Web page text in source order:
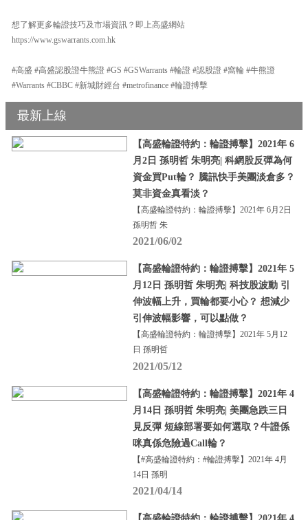
想了解更多輪證技巧及市場資訊？即上高盛網站
https://www.gswarrants.com.hk
#高盛 #高盛認股證牛熊證 #GS #GSWarrants #輪證 #認股證 #窩輪 #牛熊證
#Warrants #CBBC #新城財經台 #metrofinance #輪證搏擊
最新上線
【高盛輪證特約：輪證搏擊】2021年 6
月2日 孫明哲 朱明亮| 科網股反彈為何
資金買Put輪？ 騰訊快手美團淡倉多？
莫非資金真看淡？
【高盛輪證特約：輪證搏擊】2021年 6月2日
孫明哲 朱
2021/06/02
【高盛輪證特約：輪證搏擊】2021年 5
月12日 孫明哲 朱明亮| 科技股波動 引
伸波幅上升，買輪都要小心？ 想減少
引伸波幅影響，可以點做？
【高盛輪證特約：輪證搏擊】2021年 5月12
日 孫明哲
2021/05/12
【高盛輪證特約：輪證搏擊】2021年 4
月14日 孫明哲 朱明亮| 美團急跌三日
見反彈 短線部署要如何選取？牛證係
咪真係危險過Call輪？
【#高盛輪證特約：#輪證搏擊】2021年 4月
14日 孫明
2021/04/14